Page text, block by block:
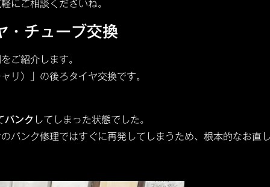
にご相談くださいね。
・チューブ交換
ご紹介します。
リ）」の後ろタイヤ交換です。
パンク してしまった状態でした。
パンク修理ではすぐに再発してしまうため、根本的なお直